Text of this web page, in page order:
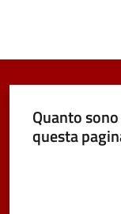
Quanto
questa